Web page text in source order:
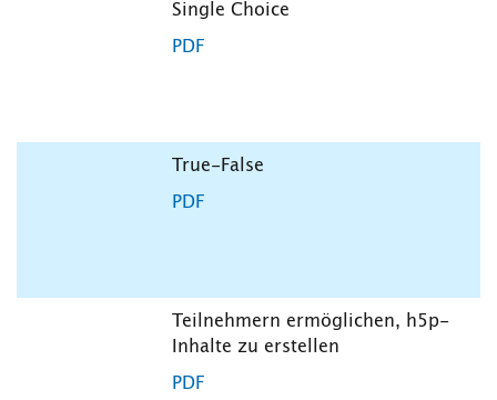
Single Choice
PDF
True-False
PDF
Teilnehmern ermöglichen, h5p-
Inhalte zu erstellen
PDF